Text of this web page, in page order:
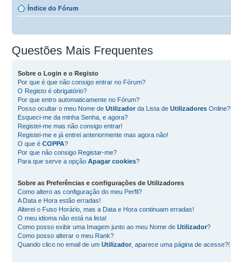
Índice do Fórum
Questões Mais Frequentes
Sobre o Login e o Registo
Por que é que não consigo entrar no Fórum?
O Registo é obrigatório?
Por que entro automaticamente no Fórum?
Posso ocultar o meu Nome de Utilizador da Lista de Utilizadores Online?
Esqueci-me da minha Senha, e agora?
Registei-me mas não consigo entrar!
Registei-me e já entrei anteriormente mas agora não!
O que é COPPA?
Por que não consigo Registar-me?
Para que serve a opção Apagar cookies?
Sobre as Preferências e configurações de Utilizadores
Como altero as configuração do meu Perfil?
A Data e Hora estão erradas!
Alterei o Fuso Horário, mas a Data e Hora continuam erradas!
O meu idioma não está na lista!
Como posso exibir uma Imagem junto ao meu Nome de Utilizador?
Como posso alterar o meu Rank?
Quando clico no email de um Utilizador , aparece uma página de acesse?!